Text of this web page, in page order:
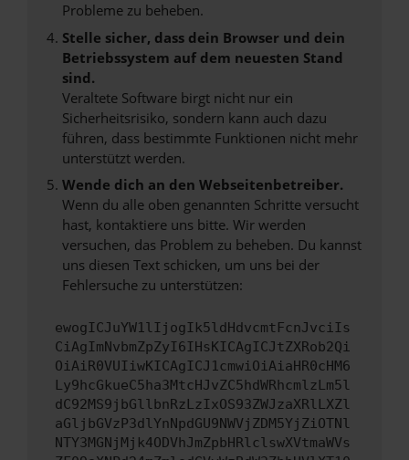
Probleme zu beheben.
Stelle sicher, dass dein Browser und dein
Betriebssystem auf dem neuesten Stand
sind.
Veraltete Software birgt nicht nur ein
Sicherheitsrisiko, sondern kann auch dazu
führen, dass bestimmte Funktionen nicht mehr
unterstützt werden.
Wende dich an den Webseitenbetreiber.
Wenn du alle oben genannten Schritte versucht
hast, kontaktiere uns bitte. Wir werden
versuchen, das Problem zu beheben. Du kannst
uns diesen Text schicken, um uns bei der
Fehlersuche zu unterstützen:
ewogICJuYW1lIjogIk5ldHdvcmtFcnJvciIs
CiAgImNvbmZpZyI6IHsKICAgICJtZXRob2Qi
OiAiR0VUIiwKICAgICJ1cmwiOiAiaHR0cHM6
Ly9hcGkueC5ha3MtcHJvZC5hdWRhcmlzLm5l
dC92MS9jbGllbnRzLzIxOS93ZWJzaXRlLXZl
aGljbGVzP3dlYnNpdGU9NWVjZDM5YjZiOTNl
NTY3MGNjMjk4ODVhJmZpbHRlclswXVtmaWVs